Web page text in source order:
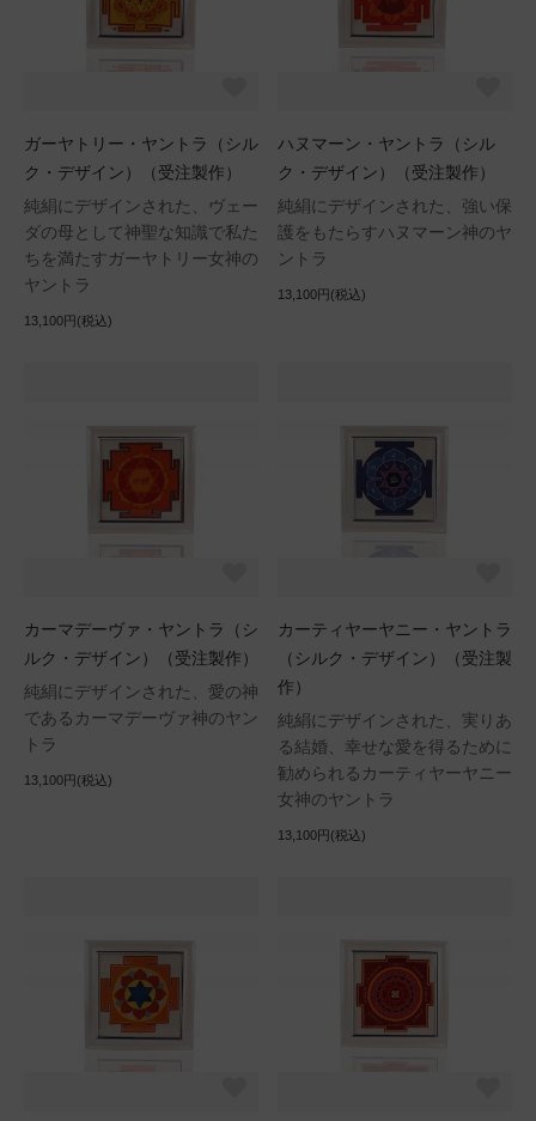
ガーヤトリー・ヤントラ（シル
ク・デザイン）（受注製作）
純絹にデザインされた、ヴェー
ダの母として神聖な知識で私た
ちを満たすガーヤトリー女神の
ヤントラ
13,100円(税込)
ハヌマーン・ヤントラ（シル
ク・デザイン）（受注製作）
純絹にデザインされた、強い保
護をもたらすハヌマーン神のヤ
ントラ
13,100円(税込)
カーマデーヴァ・ヤントラ（シ
ルク・デザイン）（受注製作）
純絹にデザインされた、愛の神
であるカーマデーヴァ神のヤン
トラ
13,100円(税込)
カーティヤーヤニー・ヤントラ
（シルク・デザイン）（受注製
作）
純絹にデザインされた、実りあ
る結婚、幸せな愛を得るために
勧められるカーティヤーヤニー
女神のヤントラ
13,100円(税込)